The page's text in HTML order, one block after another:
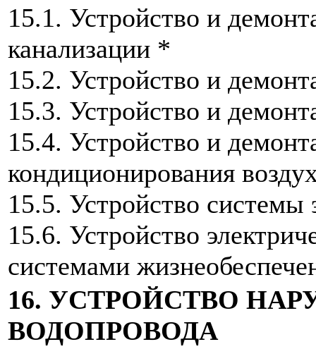
15.1. Устройство и
канализации *
15.2. Устройство и
15.3. Устройство и
15.4. Устройство и
кондиционирования
15.5. Устройство системы
15.6. Устройство
системами
16. УСТРОЙСТВО
ВОДОПРОВОДА